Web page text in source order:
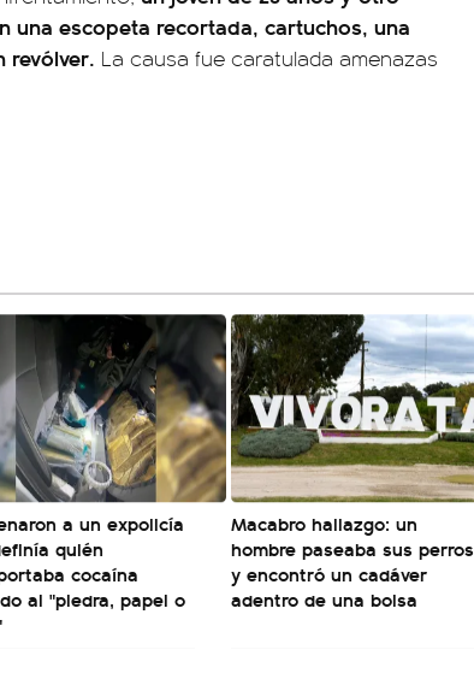
una escopeta recortada, cartuchos, una
revólver. La causa fue caratulada amenazas
a un expolicía
quién
cocaína
al "piedra, papel o
Macabro hallazgo: un
hombre paseaba sus perros
y encontró un cadáver
adentro de una bolsa